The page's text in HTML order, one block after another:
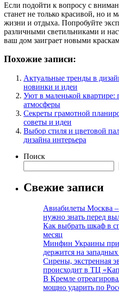
Если подойти к вопросу с
станет не только красивой, но и
жизни и отдыха. Попробуйте
различными светильниками и
ваш дом заиграет новыми
Похожие записи:
Актуальные тренды в
новинки и идеи
Уют в маленькой квартире:
атмосферы
Секреты грамотной
советы и идеи
Выбор стиля и цветовой
дизайна интерьера
Поиск
Свежие записи
Авиабилеты Москва
нужно знать перед
Как выбрать шкаф в
месяц
Минфин Украины
держится на
Сирены, экстренная
происходит в ТЦ
В Кремле
мощно ударить по